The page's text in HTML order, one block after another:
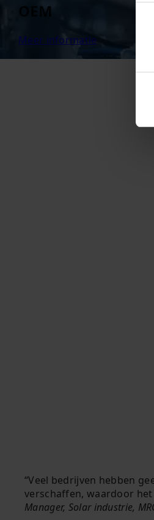
OEM
Meer informatie
Veel bedrijven hebben
verschaffen, waardoor
Manager, Solar industrie,